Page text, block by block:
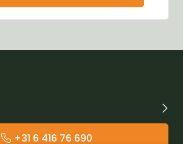
+31 6 416 76 690